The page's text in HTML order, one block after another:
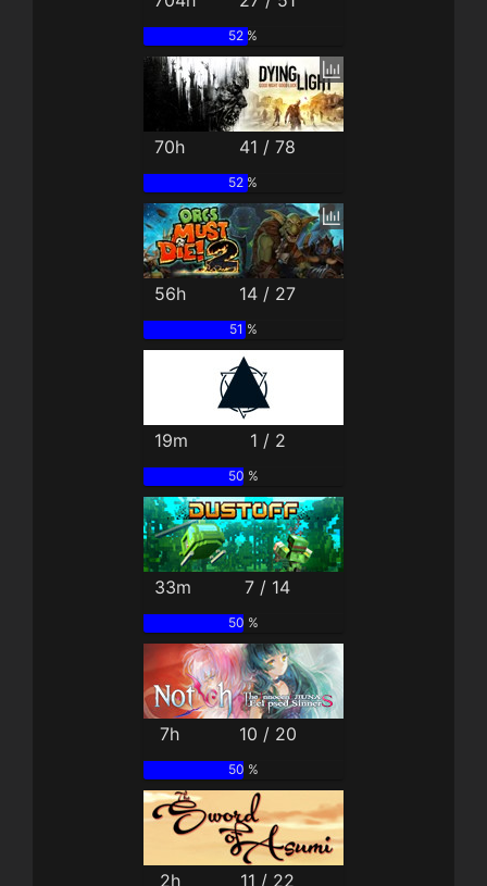
52 %
70h 41 / 78
52 %
56h 14 / 27
51 %
19m 1 / 2
50 %
33m 7 / 14
50 %
7h 10 / 20
50 %
2h 11 / 22